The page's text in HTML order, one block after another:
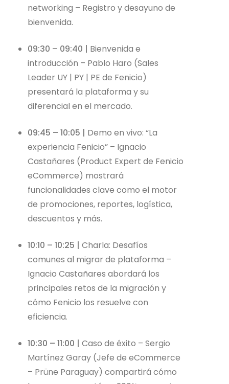
networking – Registro y desayuno de
bienvenida.
09:30 – 09:40 | Bienvenida e
introducción – Pablo Haro (Sales
Leader UY | PY | PE de Fenicio)
presentará la plataforma y su
diferencial en el mercado.
09:45 – 10:05 | Demo en vivo: “La
experiencia Fenicio” – Ignacio
Castañares (Product Expert de Fenicio
eCommerce) mostrará
funcionalidades clave como el motor
de promociones, reportes, logística,
descuentos y más.
10:10 – 10:25 |Charla: Desafíos
comunes al migrar de plataforma –
Ignacio Castañares abordará los
principales retos de la migración y
cómo Fenicio los resuelve con
eficiencia.
10:30 – 11:00 |Caso de éxito – Sergio
Martínez Garay (Jefe de eCommerce
– Prüne Paraguay) compartirá cómo